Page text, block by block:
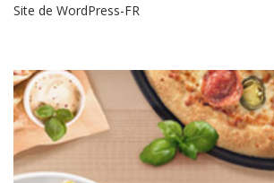
Site de WordPress-FR